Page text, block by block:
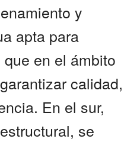
y
apta para
en el ámbito
calidad,
En el sur,
se